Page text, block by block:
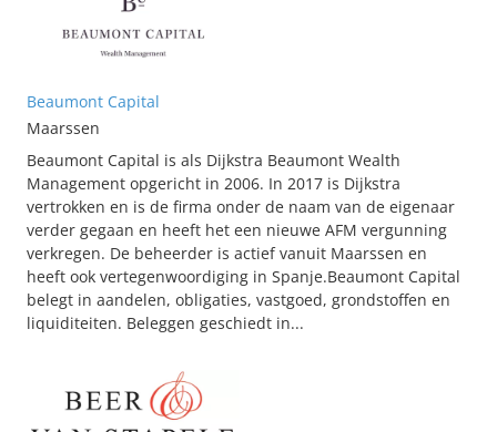
Beaumont Capital
Maarssen
Beaumont Capital is als Dijkstra Beaumont Wealth
Management opgericht in 2006. In 2017 is Dijkstra
vertrokken en is de firma onder de naam van de eigenaar
verder gegaan en heeft het een nieuwe AFM vergunning
verkregen. De beheerder is actief vanuit Maarssen en
heeft ook vertegenwoordiging in Spanje.Beaumont Capital
belegt in aandelen, obligaties, vastgoed, grondstoffen en
liquiditeiten. Beleggen geschiedt in...